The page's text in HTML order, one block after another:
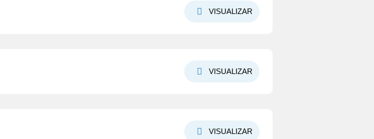
VISUALIZAR
VISUALIZAR
VISUALIZAR